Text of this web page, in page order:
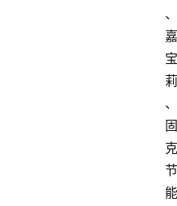
、
嘉
宝
莉
、
固
克
节
能